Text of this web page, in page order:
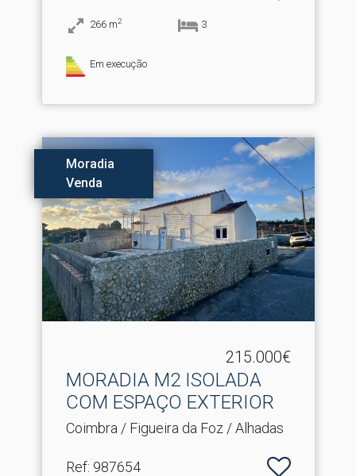
266 m2 3
Em execução
Moradia
Venda
215.000€
MORADIA M2 ISOLADA
COM ESPAÇO EXTERIOR
Coimbra / Figueira da Foz / Alhadas
Ref: 987654